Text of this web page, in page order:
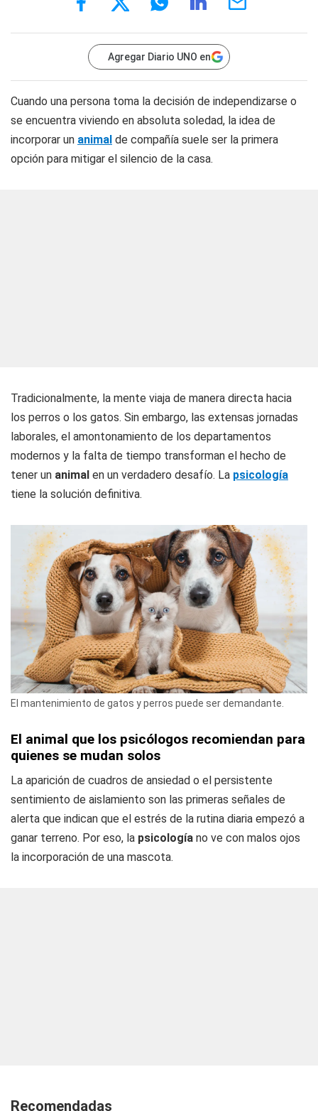
Agregar Diario UNO en
Cuando una persona toma la decisión de independizarse o
se encuentra viviendo en absoluta soledad, la idea de
incorporar un animal de compañía suele ser la primera
opción para mitigar el silencio de la casa.
Tradicionalmente, la mente viaja de manera directa hacia
los perros o los gatos. Sin embargo, las extensas jornadas
laborales, el amontonamiento de los departamentos
modernos y la falta de tiempo transforman el hecho de
tener un animal en un verdadero desafío. La psicología
tiene la solución definitiva.
El mantenimiento de gatos y perros puede ser demandante.
El animal que los psicólogos recomiendan para
quienes se mudan solos
La aparición de cuadros de ansiedad o el persistente
sentimiento de aislamiento son las primeras señales de
alerta que indican que el estrés de la rutina diaria empezó a
ganar terreno. Por eso, la psicología no ve con malos ojos
la incorporación de una mascota.
Recomendadas